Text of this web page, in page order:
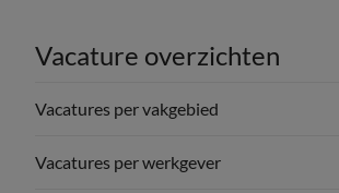
Vacature overzichten
Vacatures per vakgebied
Vacatures per werkgever